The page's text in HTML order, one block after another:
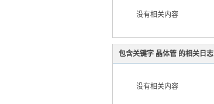
›
没有相关内容
包含关键字 晶体管 的相关日志
没有相关内容